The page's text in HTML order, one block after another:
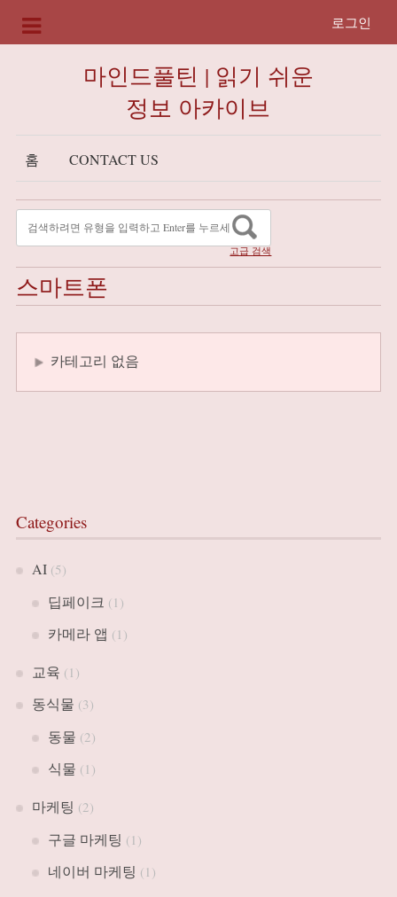
로그인
마인드풀틴 | 읽기 쉬운
정보 아카이브
홈 CONTACT US
고급 검색
스마트폰
카테고리 없음
Categories
AI(5)
딥페이크 (1)
카메라 앱 (1)
교육 (1)
동식물 (3)
동물 (2)
식물 (1)
마케팅 (2)
구글 마케팅 (1)
네이버 마케팅 (1)